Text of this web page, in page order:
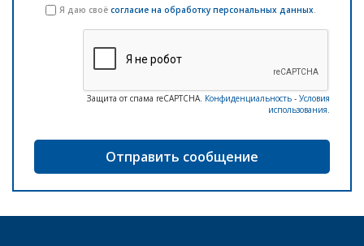
Я даю своё согласие на обработку персональных данных.
Защита от спама reCAPTCHA. Конфиденциальность - Условия
использования.